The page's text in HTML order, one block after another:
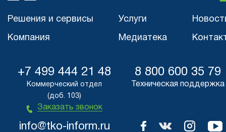
Решения и сервисы
Компания
Услуги
Медиатека
+7 499 444 21 48
Коммерческий отдел
(доб. 103)
Заказать звонок
8 800 600 35 79
Техническая поддержка
info@tko-inform.ru